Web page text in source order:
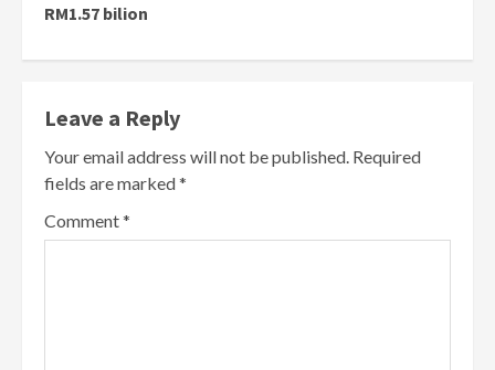
RM1.57 bilion
Leave a Reply
Your email address will not be published. Required
fields are marked*
Comment*